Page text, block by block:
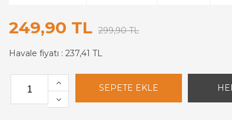
249,90 TL 299,90 TL
Havale fiyatı : 237,41 TL